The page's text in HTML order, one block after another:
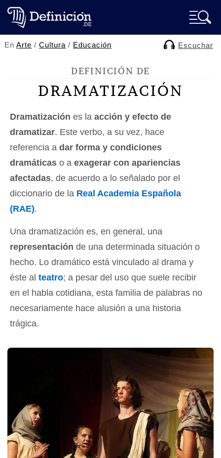
EnArte /Cultura / Educación Escuchar
DEFINICIÓN DE
DRAMATIZACIÓN
Dramatización es la acción y efecto de
dramatizar. Este verbo, a su vez, hace
referencia a dar forma y condiciones
dramáticas o a exagerar con apariencias
afectadas, de acuerdo a lo señalado por el
diccionario de la Real Academia Española
(RAE).
Una dramatización es, en general, una
representación de una determinada situación o
hecho. Lo dramático está vinculado al drama y
éste al teatro; a pesar del uso que suele recibir
en el habla cotidiana, esta familia de palabras no
necesariamente hace alusión a una historia
trágica.